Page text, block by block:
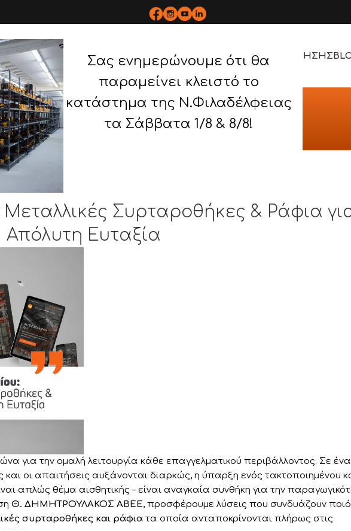
Σας ενημερώνουμε ότι θα
παραμείνει κλειστό το
κατάστημα της Ν.Φιλαδέλφειας
τα Σάββατα 1/8 & 8/8!
ΕΤΑΙΡΕΙΑ ΠΡΟΪΟΝΤΑBOPLANΥΠΗΡΕΣΙΕΣ ΕΡΓΑ ΤΡΟΠΟΣ ΧΡΗΣΗΣ
Blog
Αρχική/Λύσεις Οργάνωσης
Συρταροθήκες & Ράφια
Απόλυτη Ευταξία
για την ομαλή λειτουργία κάθε επαγγελματικού περιβάλλοντος. Σε ένα
οι απαιτήσεις αυξάνονται διαρκώς, η ύπαρξη ενός τακτοποιημένου
απλώς θέμα αισθητικής – είναι αναγκαία συνθήκη για την
Θ. ΔΗΜΗΤΡΟΥΛΑΚΟΣ ΑΒΕΕ, προσφέρουμε λύσεις που συνδυάζουν
συρταροθήκες και ράφια τα οποία ανταποκρίνονται πλήρως στις